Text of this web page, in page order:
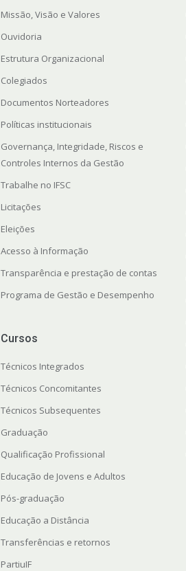
Missão, Visão e Valores
Ouvidoria
Estrutura Organizacional
Colegiados
Documentos Norteadores
Políticas institucionais
Governança, Integridade, Riscos e
Controles Internos da Gestão
Trabalhe no IFSC
Licitações
Eleições
Acesso à Informação
Transparência e prestação de contas
Programa de Gestão e Desempenho
Cursos
Técnicos Integrados
Técnicos Concomitantes
Técnicos Subsequentes
Graduação
Qualificação Profissional
Educação de Jovens e Adultos
Pós-graduação
Educação a Distância
Transferências e retornos
PartiuIF